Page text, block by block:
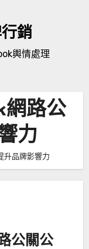
銷
輿情處理
網路公
力
升品牌影響力
公關公